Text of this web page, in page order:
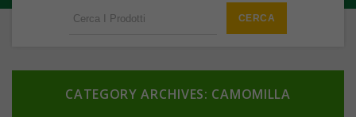
CATEGORY ARCHIVES: CAMOMILLA